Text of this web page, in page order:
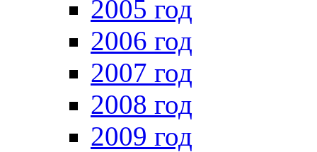
2005 год
2006 год
2007 год
2008 год
2009 год